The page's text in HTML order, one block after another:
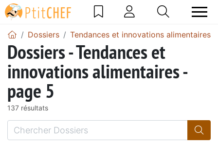
Dossiers Tendances et innovations alimentaires
Dossiers - Tendances et
innovations alimentaires -
page 5
137 résultats